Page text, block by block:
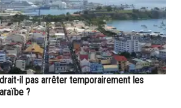
il pas arrêter temporairement les
?